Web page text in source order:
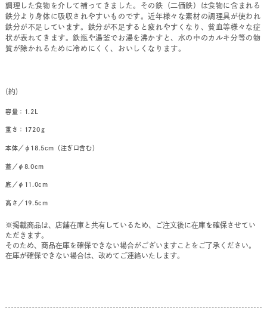
調理した食物を介して補ってきました。その鉄（二価鉄）は食物に含まれる
鉄分より身体に吸収されやすいものです。近年様々な素材の調理具が使われ
鉄分が不足しています。鉄分が不足すると疲れやすくなり、貧血等様々な症
状が表れてきます。鉄瓶や湯釜でお湯を沸かすと、水の中のカルキ分等の物
質が除かれるために冷めにくく、おいしくなります。
(約)
容量：1.2L
重さ：1720ｇ
本体／φ18.5cm（注ぎ口含む）
蓋／φ8.0cm
底／φ11.0cm
高さ／19.5cm
※掲載商品は、店舗在庫と共有しているため、ご注文後に在庫を確保させてい
ただきます。
そのため、商品在庫を確保できない場合がございますことをご了承ください。
在庫が確保できない場合は、改めてご連絡いたします。